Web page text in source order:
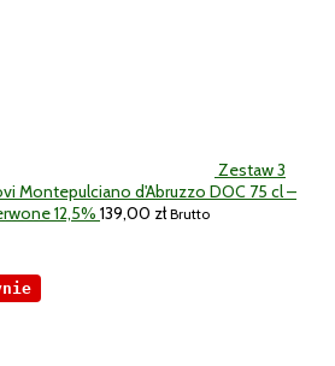
Zestaw 3
Montepulciano d'Abruzzo DOC 75 cl –
12,5% 139,00 zł Brutto